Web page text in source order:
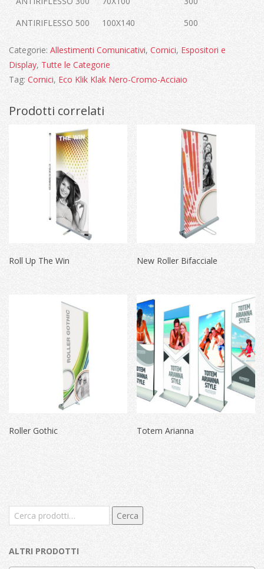
ANTIRIFLESSO 500
100X140 500
Categorie: Allestimenti Comunicativi, Cornici, Espositori e
Display, Tutte le Categorie
Tag: Cornici, Eco Klik Klak Nero-Cromo-Acciaio
Prodotti correlati
Roll Up The Win New Roller Bifacciale
Roller Gothic Totem Arianna
Cerca: Cerca
ALTRI PRODOTTI